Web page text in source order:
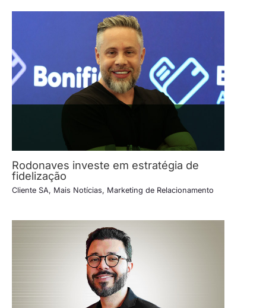
Rodonaves investe em estratégia de
fidelização
Cliente SA, Mais Notícias, Marketing de Relacionamento